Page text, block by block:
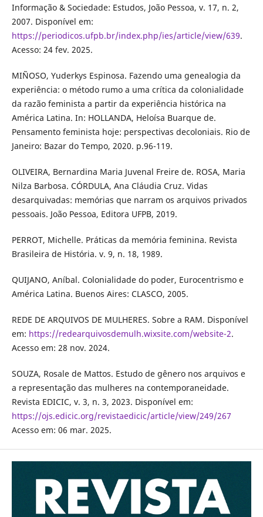
Informação & Sociedade: Estudos, João Pessoa, v. 17, n. 2,
2007. Disponível em:
https://periodicos.ufpb.br/index.php/ies/article/view/639.
Acesso: 24 fev. 2025.
MIÑOSO, Yuderkys Espinosa. Fazendo uma genealogia da
experiência: o método rumo a uma crítica da colonialidade
da razão feminista a partir da experiência histórica na
América Latina. In: HOLLANDA, Heloísa Buarque de.
Pensamento feminista hoje: perspectivas decoloniais. Rio de
Janeiro: Bazar do Tempo, 2020. p.96-119.
OLIVEIRA, Bernardina Maria Juvenal Freire de. ROSA, Maria
Nilza Barbosa. CÓRDULA, Ana Cláudia Cruz. Vidas
desarquivadas: memórias que narram os arquivos privados
pessoais. João Pessoa, Editora UFPB, 2019.
PERROT, Michelle. Práticas da memória feminina. Revista
Brasileira de História. v. 9, n. 18, 1989.
QUIJANO, Aníbal. Colonialidade do poder, Eurocentrismo e
América Latina. Buenos Aires: CLASCO, 2005.
REDE DE ARQUIVOS DE MULHERES. Sobre a RAM. Disponível
em: https://redearquivosdemulh.wixsite.com/website-2.
Acesso em: 28 nov. 2024.
SOUZA, Rosale de Mattos. Estudo de gênero nos arquivos e
a representação das mulheres na contemporaneidade.
Revista EDICIC, v. 3, n. 3, 2023. Disponível em:
https://ojs.edicic.org/revistaedicic/article/view/249/267
Acesso em: 06 mar. 2025.